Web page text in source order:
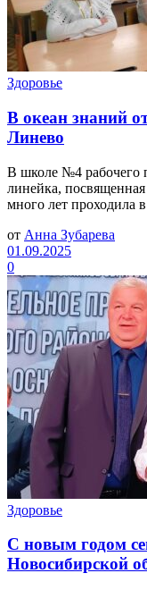
Здоровье
В океан знаний
Линево
В школе №4 рабочего
линейка, посвященная
много лет проходила
от Анна Зубарева
01.09.2025
0
Здоровье
С новым годом
Новосибирской